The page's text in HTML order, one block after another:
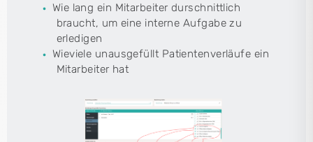
Wie lang ein Mitarbeiter durschnittlich
braucht, um eine interne Aufgabe zu
erledigen
Wieviele unausgefüllt Patientenverläufe ein
Mitarbeiter hat